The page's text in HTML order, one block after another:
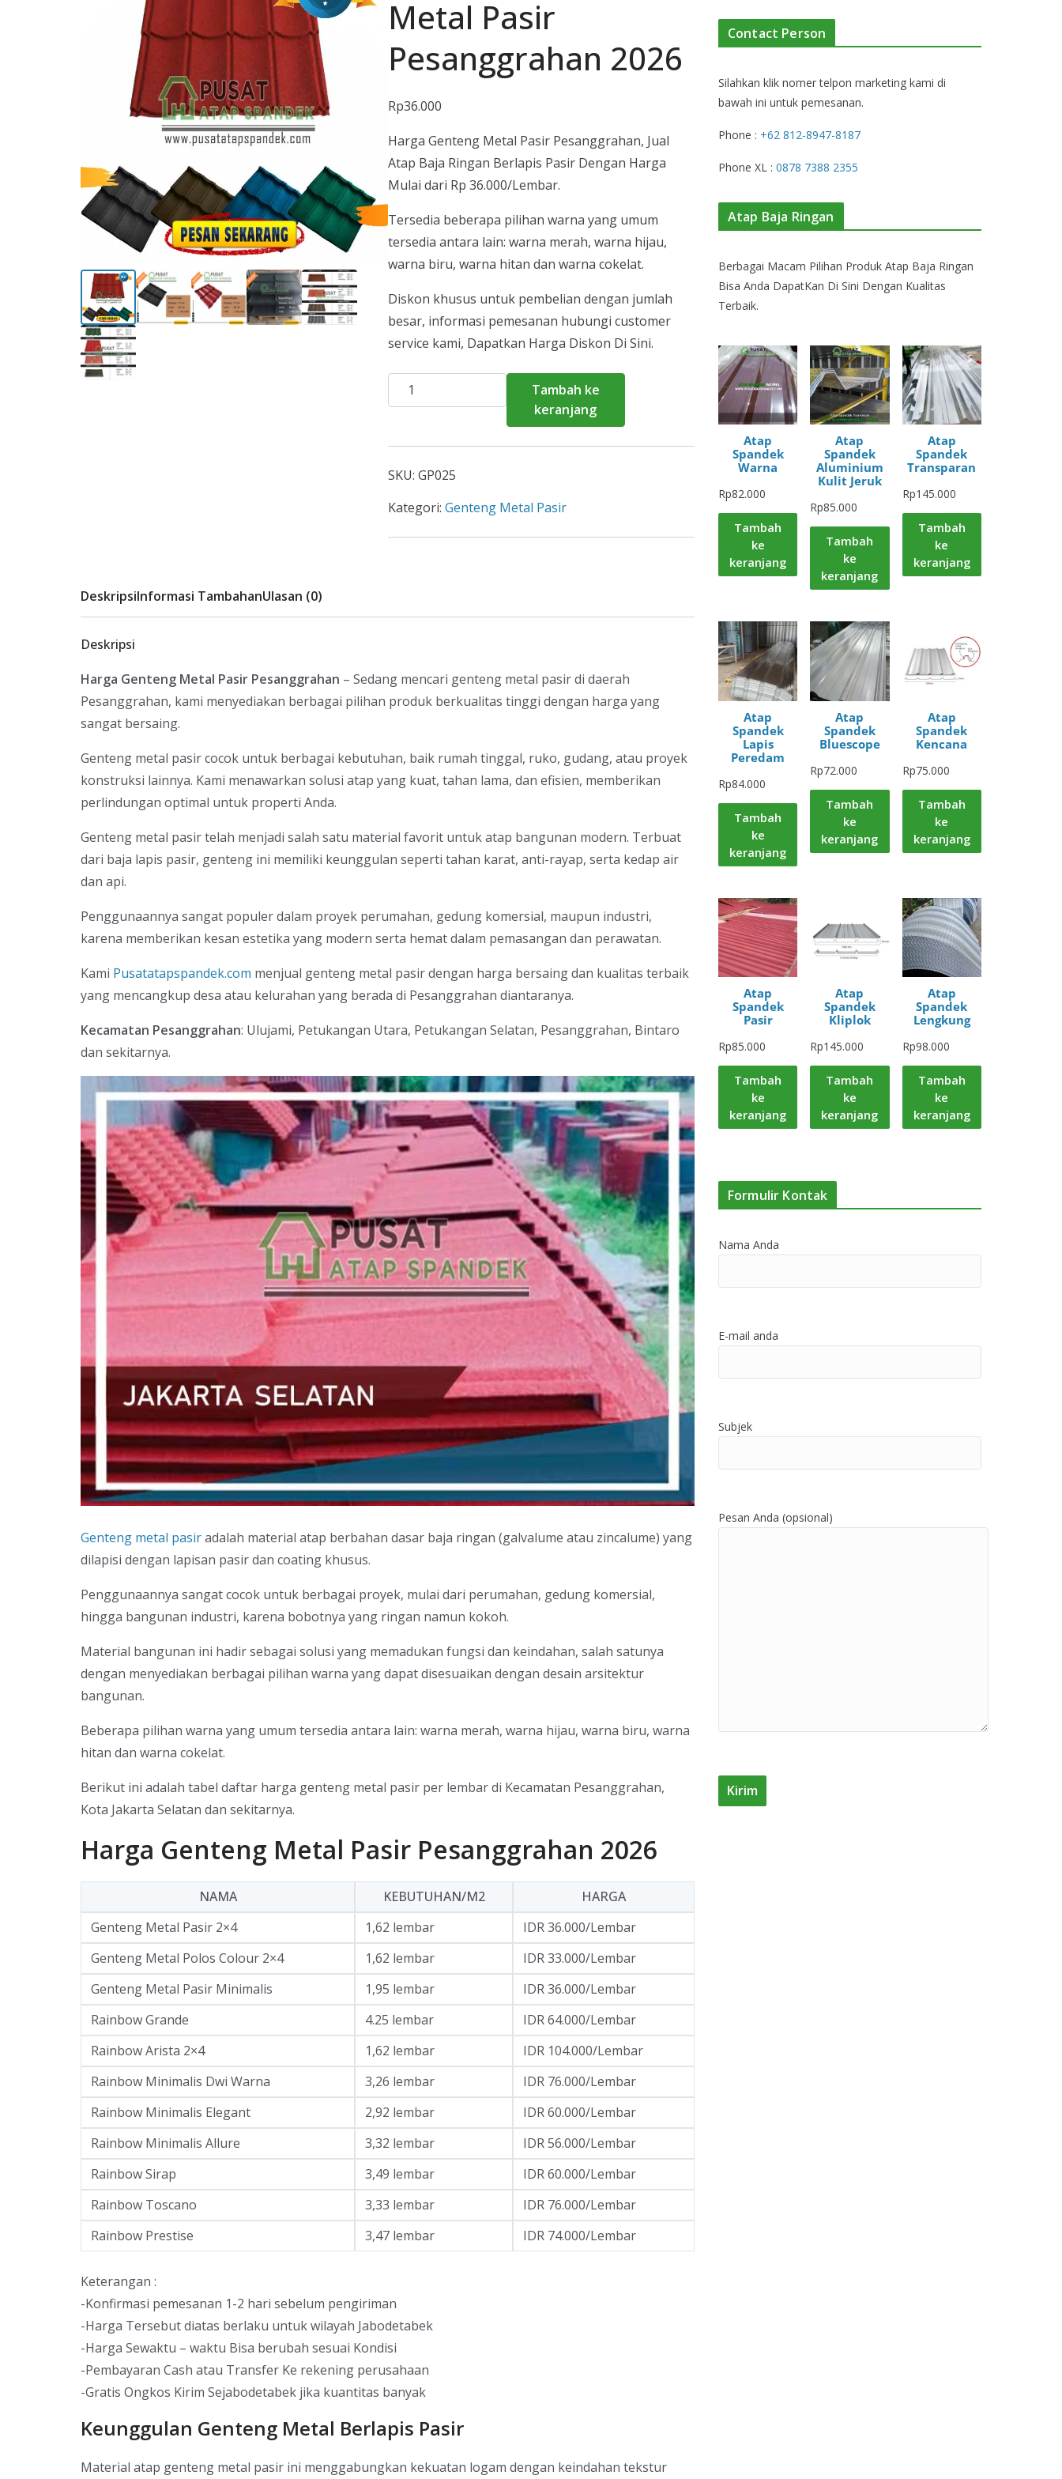
Metal Pasir
Pesanggrahan 2026
Rp36.000
Harga Genteng Metal Pasir Pesanggrahan, Jual
Atap Baja Ringan Berlapis Pasir Dengan Harga
Mulai dari Rp 36.000/Lembar.
Tersedia beberapa pilihan warna yang umum
tersedia antara lain: warna merah, warna hijau,
warna biru, warna hitan dan warna cokelat.
Diskon khusus untuk pembelian dengan jumlah
besar, informasi pemesanan hubungi customer
service kami, Dapatkan Harga Diskon Di Sini.
Kuantitas
Harga
Pesanggrahan
2026
Tambah ke
keranjang
SKU: GP025
Kategori: Genteng Metal Pasir
DeskripsiInformasi TambahanUlasan (0)
Deskripsi
Harga Genteng Metal Pasir Pesanggrahan – Sedang mencari genteng metal pasir di daerah
Pesanggrahan, kami menyediakan berbagai pilihan produk berkualitas tinggi dengan harga yang
sangat bersaing.
Genteng metal pasir cocok untuk berbagai kebutuhan, baik rumah tinggal, ruko, gudang, atau proyek
konstruksi lainnya. Kami menawarkan solusi atap yang kuat, tahan lama, dan efisien, memberikan
perlindungan optimal untuk properti Anda.
Genteng metal pasir telah menjadi salah satu material favorit untuk atap bangunan modern. Terbuat
dari baja lapis pasir, genteng ini memiliki keunggulan seperti tahan karat, anti-rayap, serta kedap air
dan api.
Penggunaannya sangat populer dalam proyek perumahan, gedung komersial, maupun industri,
karena memberikan kesan estetika yang modern serta hemat dalam pemasangan dan perawatan.
Kami Pusatatapspandek.com menjual genteng metal pasir dengan harga bersaing dan kualitas terbaik
yang mencangkup desa atau kelurahan yang berada di Pesanggrahan diantaranya.
Kecamatan Pesanggrahan: Ulujami, Petukangan Utara, Petukangan Selatan, Pesanggrahan, Bintaro
dan sekitarnya.
Genteng metal pasiradalah material atap berbahan dasar baja ringan (galvalume atau zincalume) yang
dilapisi dengan lapisan pasir dan coating khusus.
Penggunaannya sangat cocok untuk berbagai proyek, mulai dari perumahan, gedung komersial,
hingga bangunan industri, karena bobotnya yang ringan namun kokoh.
Material bangunan ini hadir sebagai solusi yang memadukan fungsi dan keindahan, salah satunya
dengan menyediakan berbagai pilihan warna yang dapat disesuaikan dengan desain arsitektur
bangunan.
Beberapa pilihan warna yang umum tersedia antara lain: warna merah, warna hijau, warna biru, warna
hitan dan warna cokelat.
Berikut ini adalah tabel daftar harga genteng metal pasir per lembar di Kecamatan Pesanggrahan,
Kota Jakarta Selatan dan sekitarnya.
Harga Genteng Metal Pasir Pesanggrahan 2026
NAMA KEBUTUHAN/M2
HARGA
Genteng Metal Pasir 2×4
1,62 lembar
IDR 36.000/Lembar
Genteng Metal Polos Colour 2×4
1,62 lembar
IDR 33.000/Lembar
Genteng Metal Pasir Minimalis
1,95 lembar
IDR 36.000/Lembar
Rainbow Grande
4.25 lembar
IDR 64.000/Lembar
Rainbow Arista 2×4
1,62 lembar
IDR 104.000/Lembar
Rainbow Minimalis Dwi Warna
3,26 lembar
IDR 76.000/Lembar
Rainbow Minimalis Elegant
2,92 lembar
IDR 60.000/Lembar
Rainbow Minimalis Allure
3,32 lembar
IDR 56.000/Lembar
Rainbow Sirap
3,49 lembar
IDR 60.000/Lembar
Rainbow Toscano
3,33 lembar
IDR 76.000/Lembar
Rainbow Prestise
3,47 lembar IDR 74.000/Lembar
Keterangan :
-Konfirmasi pemesanan 1-2 hari sebelum pengiriman
-Harga Tersebut diatas berlaku untuk wilayah Jabodetabek
-Harga Sewaktu – waktu Bisa berubah sesuai Kondisi
-Pembayaran Cash atau Transfer Ke rekening perusahaan
-Gratis Ongkos Kirim Sejabodetabek jika kuantitas banyak
Keunggulan Genteng Metal Berlapis Pasir
Material atap genteng metal pasir ini menggabungkan kekuatan logam dengan keindahan tekstur
Contact Person
Silahkan klik nomer telpon marketing kami di
bawah ini untuk pemesanan.
Phone : +62 812-8947-8187
Phone XL : 0878 7388 2355
Atap Baja Ringan
Berbagai Macam Pilihan Produk Atap Baja Ringan
Bisa Anda DapatKan Di Sini Dengan Kualitas
Terbaik.
Atap
Spandek
Warna
Rp82.000
Tambah
ke
keranjang
Atap
Spandek
Aluminium
Kulit Jeruk
Rp85.000
Tambah
ke
keranjang
Atap
Spandek
Transparan
Rp145.000
Tambah
ke
keranjang
Atap
Spandek
Lapis
Peredam
Rp84.000
Tambah
ke
keranjang
Atap
Spandek
Bluescope
Rp72.000
Tambah
ke
keranjang
Atap
Spandek
Kencana
Rp75.000
Tambah
ke
keranjang
Atap
Spandek
Pasir
Rp85.000
Tambah
ke
keranjang
Atap
Spandek
Kliplok
Rp145.000
Tambah
ke
keranjang
Atap
Spandek
Lengkung
Rp98.000
Tambah
ke
keranjang
Formulir Kontak
Nama Anda
E-mail anda
Subjek
Pesan Anda (opsional)